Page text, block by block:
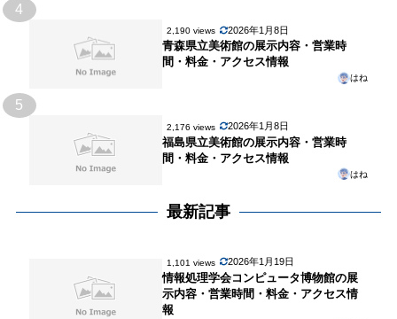
4
2,190 views 2026年1月8日
青森県立美術館の展示内容・営業時
間・料金・アクセス情報
はね
5
2,176 views 2026年1月8日
福島県立美術館の展示内容・営業時
間・料金・アクセス情報
はね
最新記事
1,101 views 2026年1月19日
情報処理学会コンピュータ博物館の展
示内容・営業時間・料金・アクセス情
報